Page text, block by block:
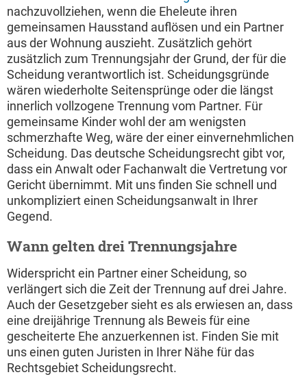
nachzuvollziehen, wenn die Eheleute ihren
gemeinsamen Hausstand auflösen und ein Partner
aus der Wohnung auszieht. Zusätzlich gehört
zusätzlich zum Trennungsjahr der Grund, der für die
Scheidung verantwortlich ist. Scheidungsgründe
wären wiederholte Seitensprünge oder die längst
innerlich vollzogene Trennung vom Partner. Für
gemeinsame Kinder wohl der am wenigsten
schmerzhafte Weg, wäre der einer einvernehmlichen
Scheidung. Das deutsche Scheidungsrecht gibt vor,
dass ein Anwalt oder Fachanwalt die Vertretung vor
Gericht übernimmt. Mit uns finden Sie schnell und
unkompliziert einen Scheidungsanwalt in Ihrer
Gegend.
Wann gelten drei Trennungsjahre
Widerspricht ein Partner einer Scheidung, so
verlängert sich die Zeit der Trennung auf drei Jahre.
Auch der Gesetzgeber sieht es als erwiesen an, dass
eine dreijährige Trennung als Beweis für eine
gescheiterte Ehe anzuerkennen ist. Finden Sie mit
uns einen guten Juristen in Ihrer Nähe für das
Rechtsgebiet Scheidungsrecht.